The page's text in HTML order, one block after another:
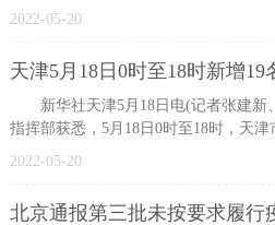
程首次水
2022-05-20
天津5月18日0时至18时新增19
新华社天津5月18日电(记者张建新
指挥部获悉，5月18日0时至18时，天
核酸检测
2022-05-20